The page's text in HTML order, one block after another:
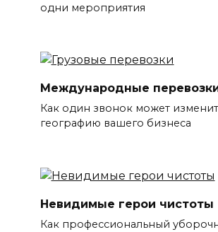
одни мероприятия
Международные
Как один звонок может
географию вашего бизнеса
Невидимые герои чистоты
Как профессиональный